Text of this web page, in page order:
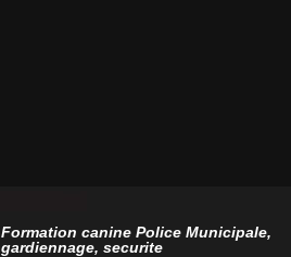
Formation canine Police Municipale,
gardiennage, securite